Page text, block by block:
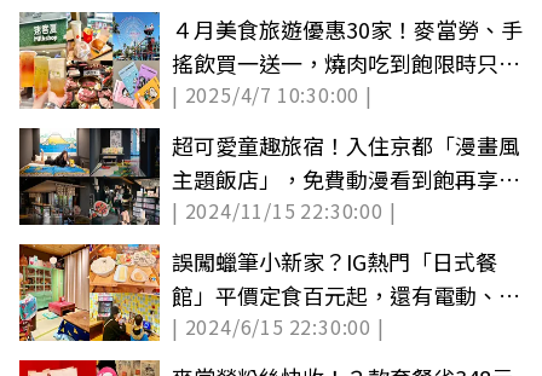
４月美食旅遊優惠30家！麥當勞、手
搖飲買一送一，燒肉吃到飽限時只要
80元
| 2025/4/7 10:30:00 |
超可愛童趣旅宿！入住京都「漫畫風
主題飯店」，免費動漫看到飽再享自
助吧
| 2024/11/15 22:30:00 |
誤闖蠟筆小新家？IG熱門「日式餐
館」平價定食百元起，還有電動、漫
畫玩到飽
| 2024/6/15 22:30:00 |